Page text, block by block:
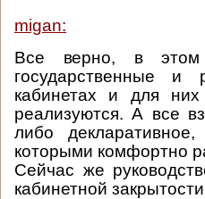
migan:
Все верно, в этом
государственные и
кабинетах и для
реализуются. А все
либо
которыми комфортно
Сейчас же
кабинетной